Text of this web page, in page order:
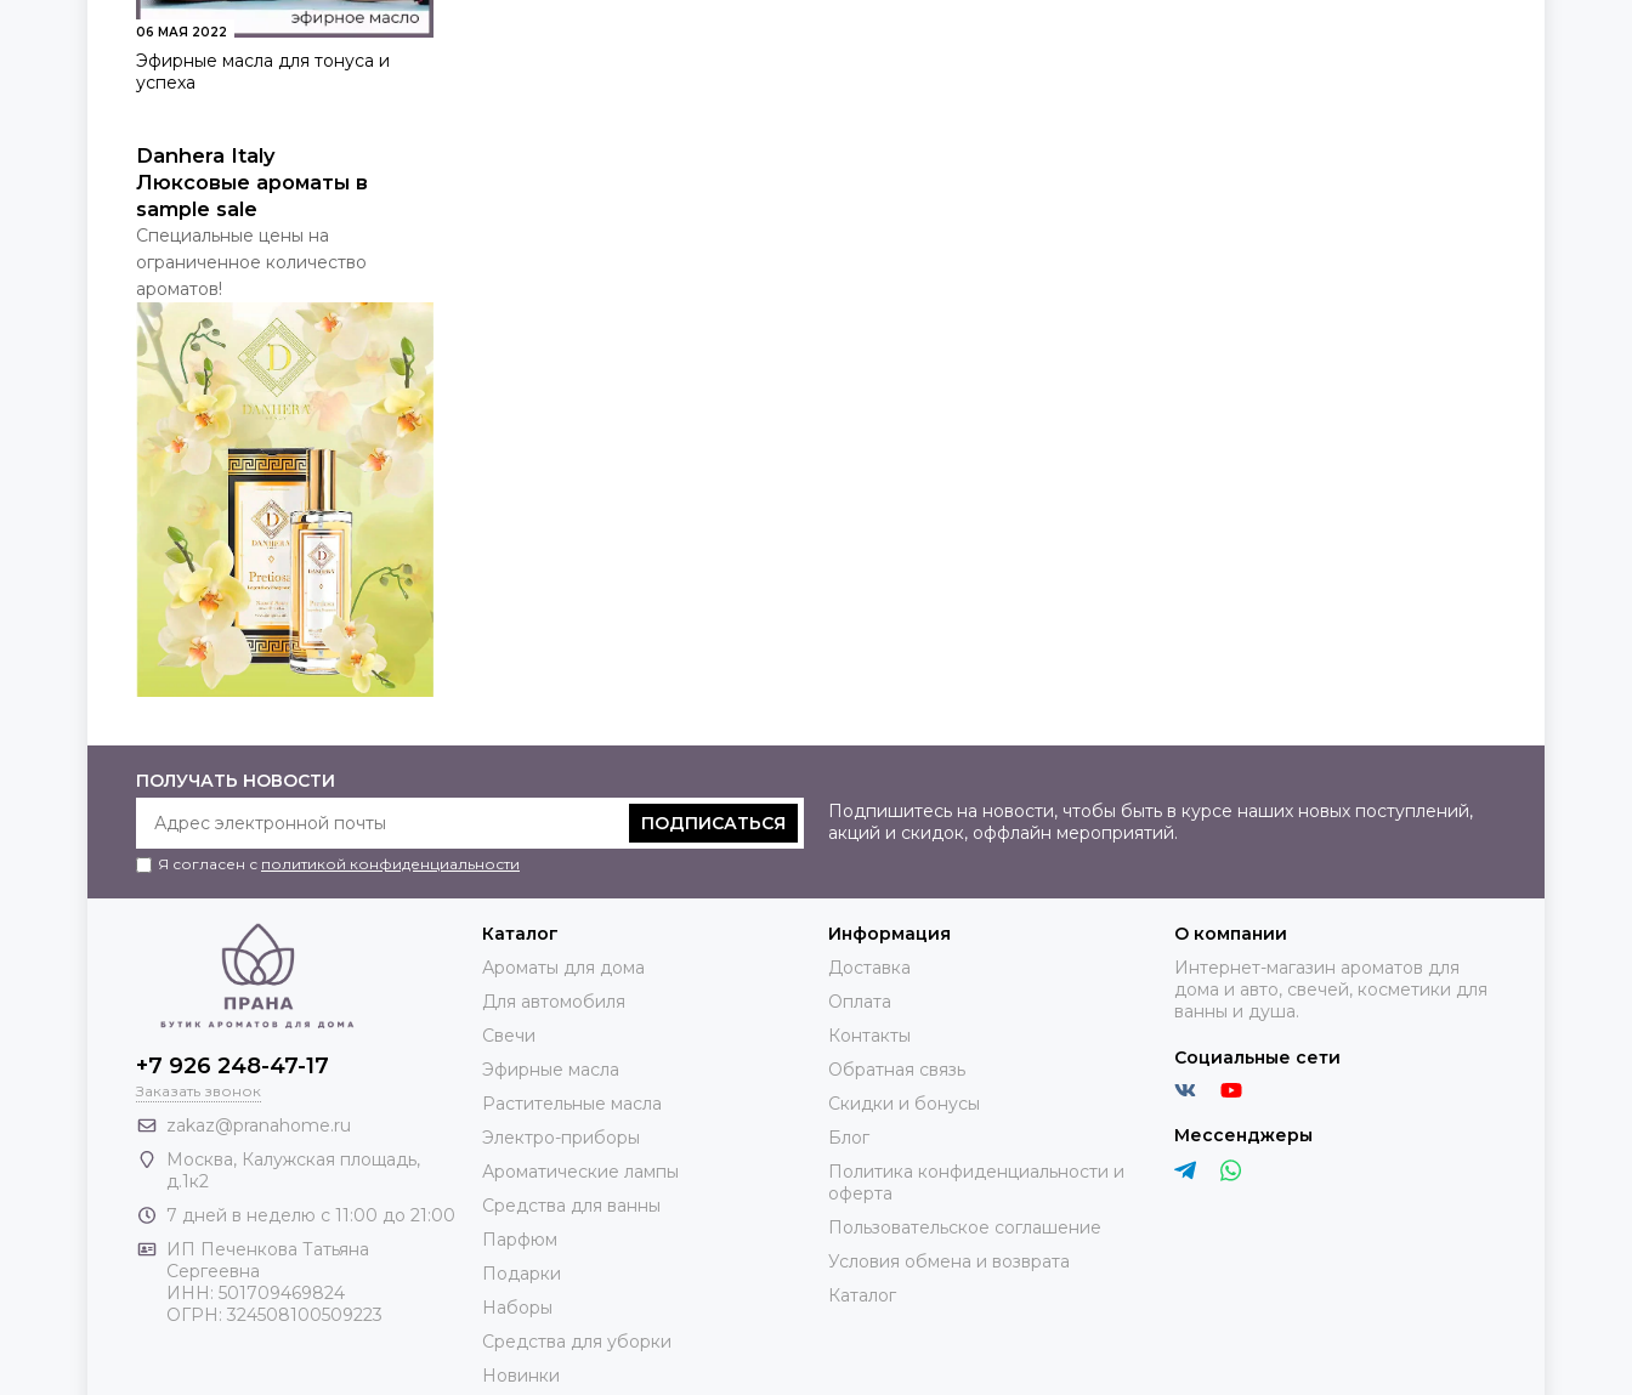
06 МАЯ 2022
Эфирные масла для тонуса и
успеха
Danhera Italy
Люксовые ароматы в
sample sale
Специальные цены на
ограниченное количество
ароматов!
ПОЛУЧАТЬ НОВОСТИ
ПОДПИСАТЬСЯ
Я согласен с политикой конфиденциальности
Подпишитесь на новости, чтобы быть в курсе наших новых поступлений,
акций и скидок, оффлайн мероприятий.
+7 926 248-47-17
Заказать звонок
zakaz@pranahome.ru
Москва, Калужская площадь,
д.1к2
7 дней в неделю с 11:00 до 21:00
ИП Печенкова Татьяна
Сергеевна
ИНН: 501709469824
ОГРН: 324508100509223
Каталог
Ароматы для дома
Для автомобиля
Свечи
Эфирные масла
Растительные масла
Электро-приборы
Ароматические лампы
Средства для ванны
Парфюм
Подарки
Наборы
Средства для уборки
Новинки
Информация
Доставка
Оплата
Контакты
Обратная связь
Скидки и бонусы
Блог
Политика конфиденциальности и
оферта
Пользовательское соглашение
Условия обмена и возврата
Каталог
О компании
Интернет-магазин ароматов для
дома и авто, свечей, косметики для
ванны и душа.
Социальные сети
Мессенджеры